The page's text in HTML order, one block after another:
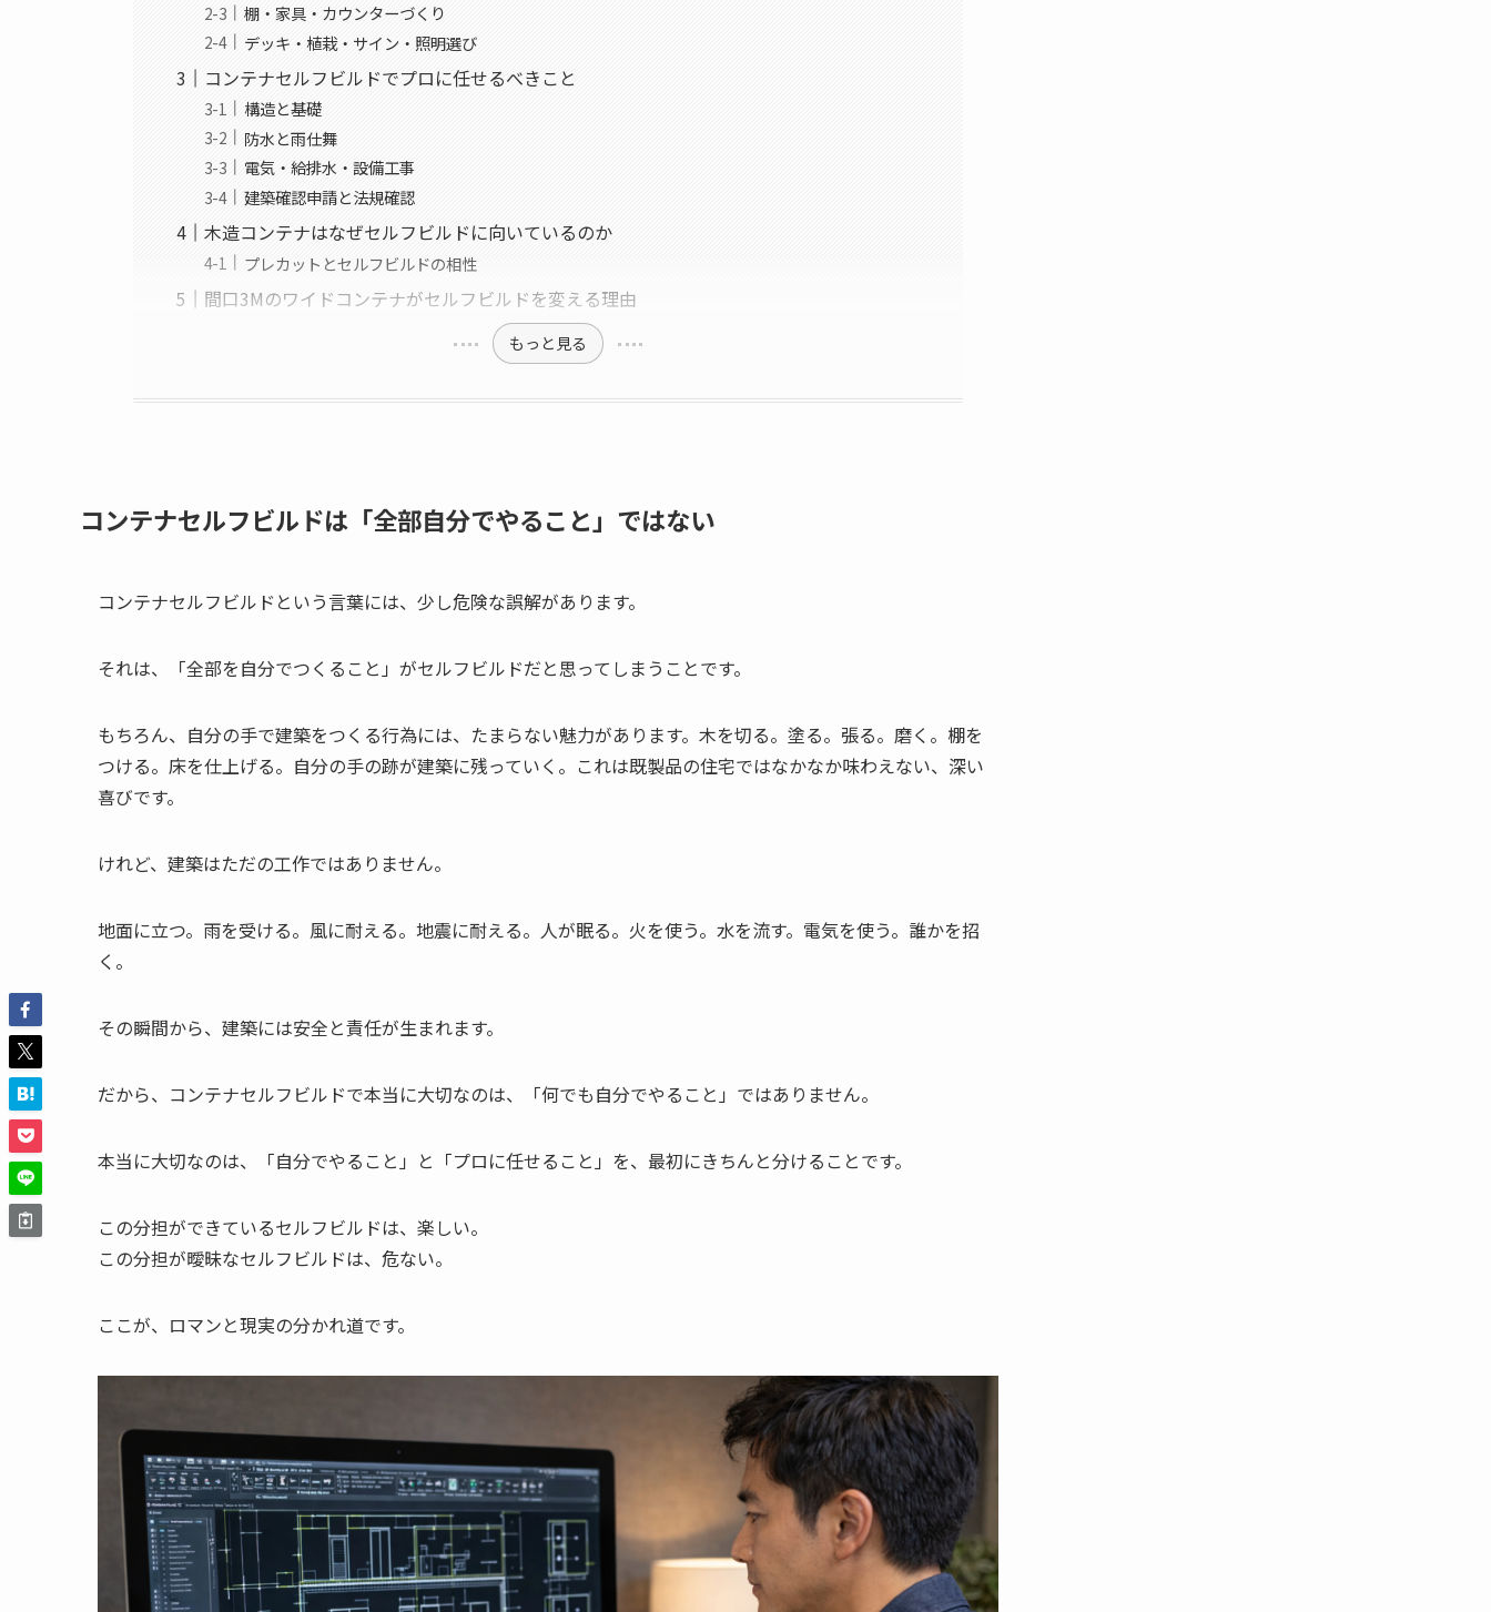
棚・家具・カウンターづくり
デッキ・植栽・サイン・照明選び
コンテナセルフビルドでプロに任せるべきこと
構造と基礎
防水と雨仕舞
電気・給排水・設備工事
建築確認申請と法規確認
木造コンテナはなぜセルフビルドに向いているのか
プレカットとセルフビルドの相性
間口3Mのワイドコンテナがセルフビルドを変える理由
もっと見る
コンテナセルフビルドは「全部自分でやること」ではない
コンテナセルフビルドという言葉には、少し危険な誤解があります。
それは、「全部を自分でつくること」がセルフビルドだと思ってしまうことです。
もちろん、自分の手で建築をつくる行為には、たまらない魅力があります。木を切る。塗る。張る。磨く。棚を
つける。床を仕上げる。自分の手の跡が建築に残っていく。これは既製品の住宅ではなかなか味わえない、深い
喜びです。
けれど、建築はただの工作ではありません。
地面に立つ。雨を受ける。風に耐える。地震に耐える。人が眠る。火を使う。水を流す。電気を使う。誰かを招
く。
その瞬間から、建築には安全と責任が生まれます。
だから、コンテナセルフビルドで本当に大切なのは、「何でも自分でやること」ではありません。
本当に大切なのは、「自分でやること」と「プロに任せること」を、最初にきちんと分けることです。
この分担ができているセルフビルドは、楽しい。
この分担が曖昧なセルフビルドは、危ない。
ここが、ロマンと現実の分かれ道です。